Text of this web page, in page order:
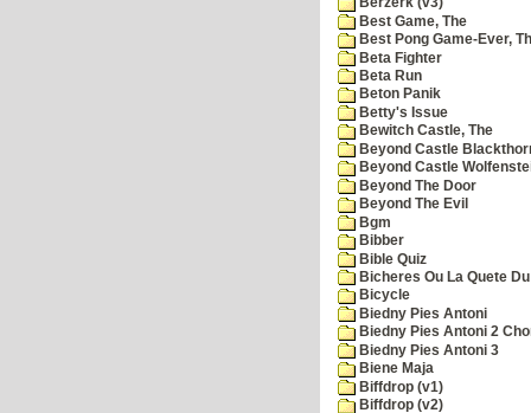
Best Game, The
Best Pong Game-Ever,
Beta Fighter
Beta Run
Beton Panik
Betty's Issue
Bewitch Castle, The
Beyond Castle
Beyond Castle
Beyond The Door
Beyond The Evil
Bgm
Bibber
Bible Quiz
Bicheres Ou La Quete
Bicycle
Biedny Pies Antoni
Biedny Pies Antoni 2
Biedny Pies Antoni 3
Biene Maja
Biffdrop (v1)
Biffdrop (v2)